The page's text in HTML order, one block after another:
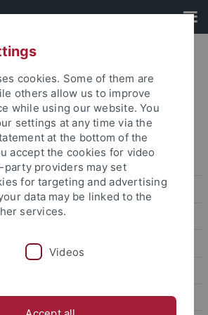
... Archiv
aktuell
cookies. Some of them are
others allow us to improve
while using our website. You
settings at any time via the
at the bottom of the
accept the cookies for video
party providers may set
for targeting and advertising
data may be linked to the
services.
Videos